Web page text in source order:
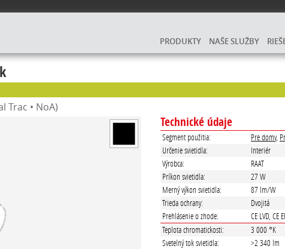
PRODUKTY NAŠE SLUŽBY
Trac • NoA)
Technické údaje
Segment použitia: Pre domy,
Určenie svietidla:
Interiér
Výrobca:
RAAT
Príkon svietidla:
27 W
Merný výkon svietidla:
87 lm/W
Trieda ochrany:
Dvojitá
Prehlásenie o zhode:
CE LVD, CE
Teplota chromatickosti:
3 000 °K
Svetelný tok svietidla:
>2 340 lm